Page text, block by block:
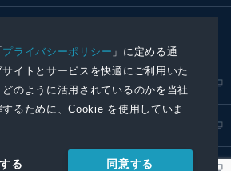
プライバシーポリシー 」に定める通
サイトとサービスを快適にご利用いた
のように活用されているのかを当社
るために、Cookie を使用していま
る 同意する
プライバシーポリシー